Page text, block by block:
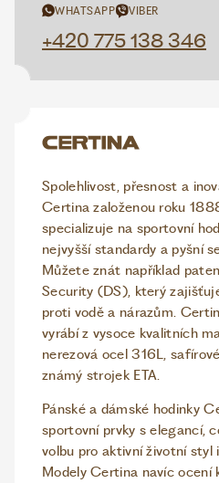
WHATSAPP VIBER
+420 775 138 346
Spolehlivost, přesnost a
Certina založenou roku
specializuje na sportovní
nejvyšší standardy a pyšní
Můžete znát například
Security (DS), který
proti vodě a nárazům.
vyrábí z vysoce kvalitních
nerezová ocel 316L,
známý strojek ETA.
Pánské a dámské hodinky
sportovní prvky s elegancí,
volbu pro aktivní životní styl
Modely Certina navíc ocení